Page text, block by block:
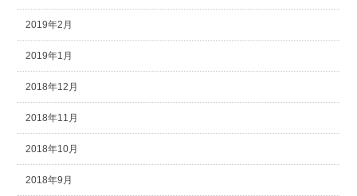
2019年2月
2019年1月
2018年12月
2018年11月
2018年10月
2018年9月